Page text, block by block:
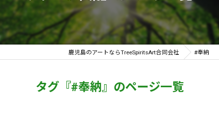
鹿児島のアートならTreeSpiritsArt合同会社 #奉納
タグ『#奉納』のページ一覧